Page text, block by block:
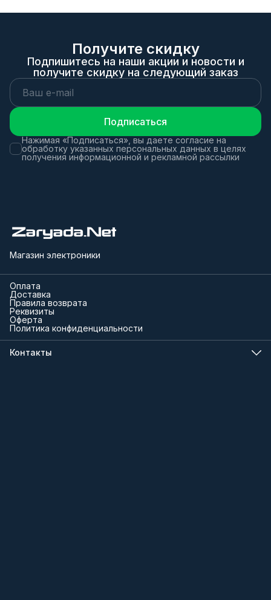
Получите скидку
Подпишитесь на наши акции и новости и
получите скидку на следующий заказ
Подписаться
Нажимая «Подписаться», вы даете согласие на
обработку указанных персональных данных в целях
получения информационной и рекламной рассылки
Магазин электроники
Оплата
Доставка
Правила возврата
Реквизиты
Оферта
Политика конфиденциальности
Контакты